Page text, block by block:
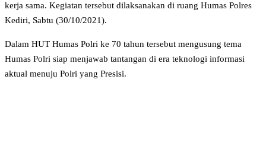
kerja sama. Kegiatan tersebut dilaksanakan di ruang Humas Polres
Kediri, Sabtu (30/10/2021).
Dalam HUT Humas Polri ke 70 tahun tersebut mengusung tema
Humas Polri siap menjawab tantangan di era teknologi informasi
aktual menuju Polri yang Presisi.